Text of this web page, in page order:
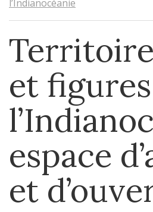
l’Indianocéanie
et
espace
et